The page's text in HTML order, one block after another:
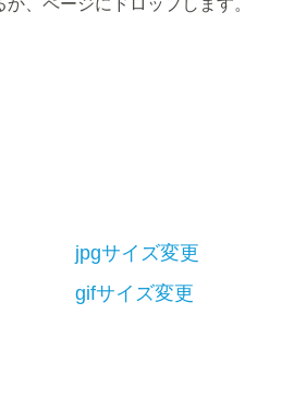
、ページにドロップします。
jpgサイズ変更
gifサイズ変更